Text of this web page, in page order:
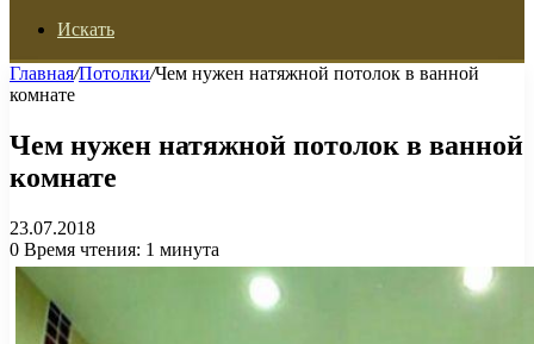
Искать
Главная/Потолки/Чем нужен натяжной потолок в ванной
комнате
Чем нужен натяжной потолок в ванной
комнате
23.07.2018
0 Время чтения: 1 минута